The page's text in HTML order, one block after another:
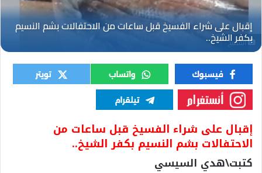
الفسيخ
إقبال على شراء الفسيخ قبل ساعات من
الاحتفالات بشم النسيم بكفر الشيخ..
كتبت\هدي السيسي